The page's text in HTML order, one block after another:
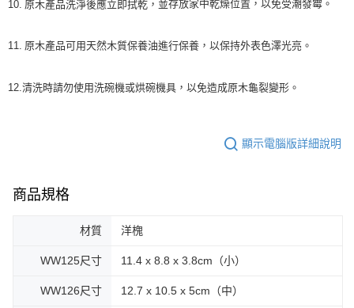
10. 原木產品洗淨後應立即拭乾，並存放家中乾燥位置，以免受潮發霉。
11. 原木產品可用天然木質保養油進行保養，以保持外表色澤光亮。
12.清洗時請勿使用洗碗機或烘碗機具，以免造成原木龜裂變形。
顯示電腦版詳細說明
商品規格
材質 洋槐
WW125尺寸 11.4 x 8.8 x 3.8cm（小）
WW126尺寸 12.7 x 10.5 x 5cm（中）